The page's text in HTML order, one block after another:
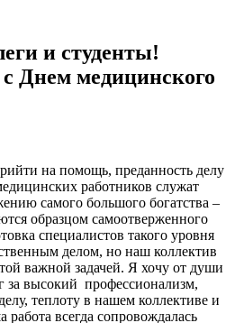
и студенты!
Днем медицинского
на помощь, преданность делу
работников служат
самого большого богатства –
образцом самоотверженного
специалистов такого уровня
делом, но наш коллектив
важной задачей. Я хочу от души
за высокий профессионализм,
теплоту в нашем коллективе и
всегда сопровождалась